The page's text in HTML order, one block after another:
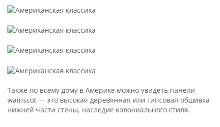
Также по всему дому в Америке можно увидеть панели
wainscot — это высокая деревянная или гипсовая обшивка
нижней части стены, наследие колониального стиля.